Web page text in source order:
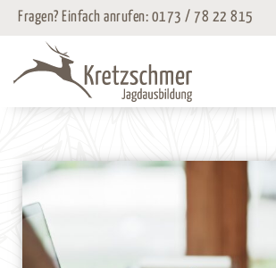
Zum
springen
Fragen? Einfach anrufen: 0173 / 78 22 815